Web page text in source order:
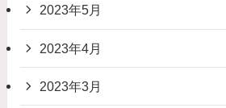
2023年5月
2023年4月
2023年3月